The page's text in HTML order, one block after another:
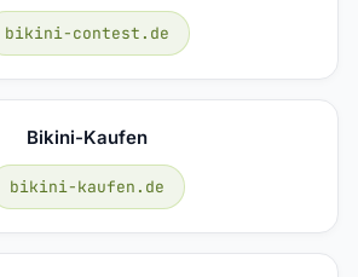
bikini-contest.de
Bikini-Kaufen
bikini-kaufen.de